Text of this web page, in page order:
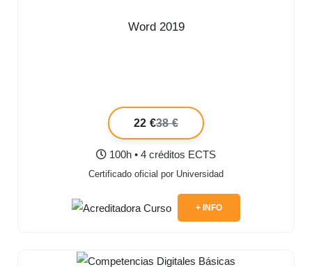
Word 2019
22 €38 €
100h • 4 créditos ECTS
Certificado oficial por Universidad
+ INFO